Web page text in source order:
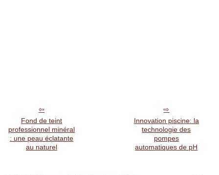
Fond de teint
professionnel minéral
: une peau éclatante
au naturel
Innovation piscine: la
technologie des
pompes
automatiques de pH